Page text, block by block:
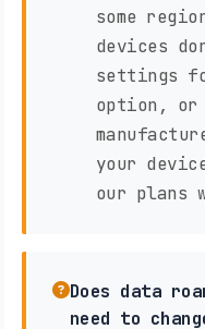
some
devices
settings
option, or
your
our plans
Does data
need to